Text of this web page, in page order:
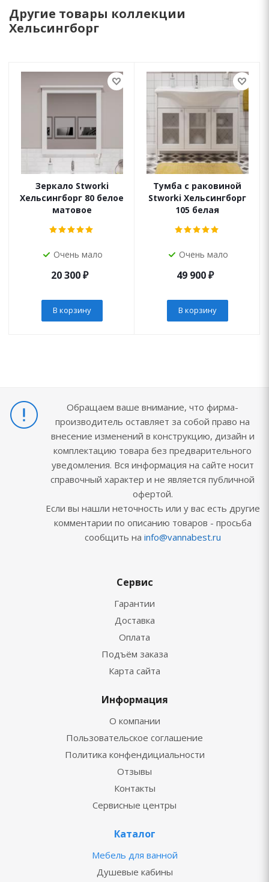
Другие товары коллекции
Хельсингборг
Зеркало Stworki
Хельсингборг 80 белое
матовое
Очень мало
20 300₽
В корзину
Тумба с раковиной
Stworki Хельсингборг
105 белая
Очень мало
49 900₽
В корзину
Обращаем ваше внимание, что фирма-
производитель оставляет за собой право на
внесение изменений в конструкцию, дизайн и
комплектацию товара без предварительного
уведомления. Вся информация на сайте носит
справочный характер и не является публичной
офертой.
Если вы нашли неточность или у вас есть другие
комментарии по описанию товаров - просьба
сообщить на info@vannabest.ru
Сервис
Гарантии
Доставка
Оплата
Подъём заказа
Карта сайта
Информация
О компании
Пользовательское соглашение
Политика конфендициальности
Отзывы
Контакты
Сервисные центры
Каталог
Мебель для ванной
Душевые кабины